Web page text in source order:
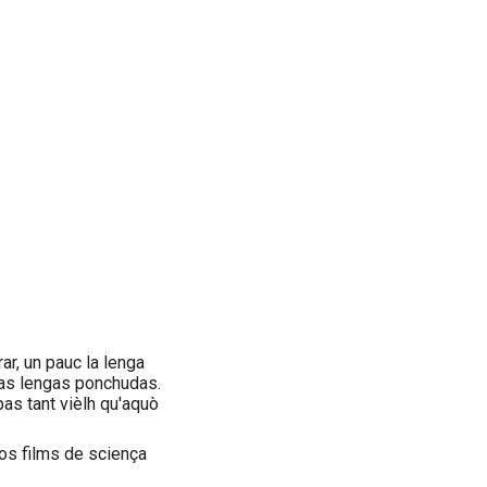
un pauc la lenga
lengas ponchudas.
tant vièlh qu'aquò
films de sciença